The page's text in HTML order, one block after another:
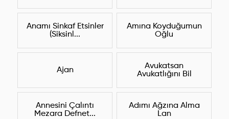
Anamı Sinkaf Etsinler
(Siksinl...
Amına Koyduğumun
Oğlu
Ajan
Avukatsan
Avukatlığını Bil
Annesini Çalıntı
Mezara Defnet...
Adımı Ağzına Alma
Lan